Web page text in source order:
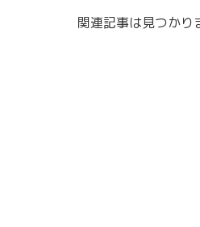
関連記事は見つかり